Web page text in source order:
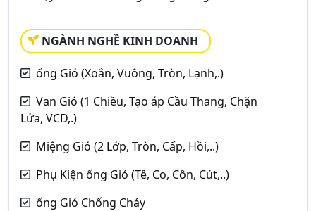
NGÀNH NGHỀ KINH DOANH
ống Gió (Xoắn, Vuông, Tròn, Lạnh,.)
Van Gió (1 Chiều, Tạo áp Cầu Thang, Chặn
Lửa, VCD,.)
Miệng Gió (2 Lớp, Tròn, Cấp, Hồi,..)
Phụ Kiện ống Gió (Tê, Co, Côn, Cút,..)
ống Gió Chống Cháy